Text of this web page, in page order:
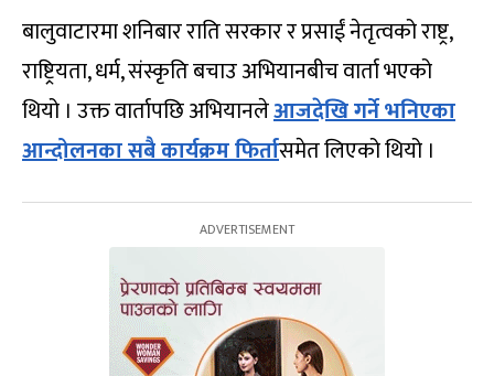
बालुवाटारमा शनिबार राति सरकार र प्रसाईं नेतृत्वको राष्ट्र,
राष्ट्रियता, धर्म, संस्कृति बचाउ अभियानबीच वार्ता भएको
थियो । उक्त वार्तापछि अभियानलेआजदेखि गर्ने भनिएका
आन्दोलनका सबै कार्यक्रम फिर्तासमेत लिएको थियो ।